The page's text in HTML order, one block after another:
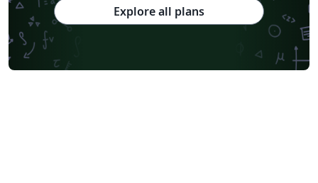
Explore all plans